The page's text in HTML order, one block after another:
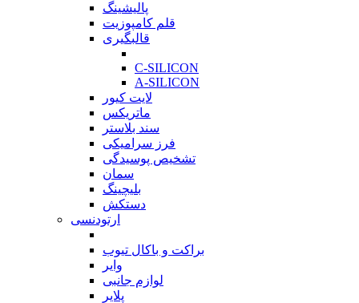
پالیشینگ
قلم کامپوزیت
قالبگیری
C-SILICON
A-SILICON
لایت کیور
ماتریکس
سند بلاستر
فرز سرامیکی
تشخیص پوسیدگی
سمان
بلیچینگ
دستکش
ارتودنسی
براکت و باکال تیوب
وایر
لوازم جانبی
پلایر